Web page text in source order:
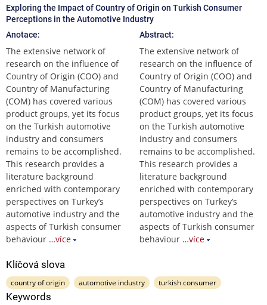
Exploring the Impact of Country of Origin on Turkish Consumer
Perceptions in the Automotive Industry
Anotace:
The extensive network of
research on the influence of
Country of Origin (COO) and
Country of Manufacturing
(COM) has covered various
product groups, yet its focus
on the Turkish automotive
industry and consumers
remains to be accomplished.
This research provides a
literature background
enriched with contemporary
perspectives on Turkey’s
automotive industry and the
aspects of Turkish consumer
behaviour …více
Abstract:
The extensive network of
research on the influence of
Country of Origin (COO) and
Country of Manufacturing
(COM) has covered various
product groups, yet its focus
on the Turkish automotive
industry and consumers
remains to be accomplished.
This research provides a
literature background
enriched with contemporary
perspectives on Turkey’s
automotive industry and the
aspects of Turkish consumer
behaviour …více
Klíčová slova
country of origin automotive industry turkish consumer
Keywords